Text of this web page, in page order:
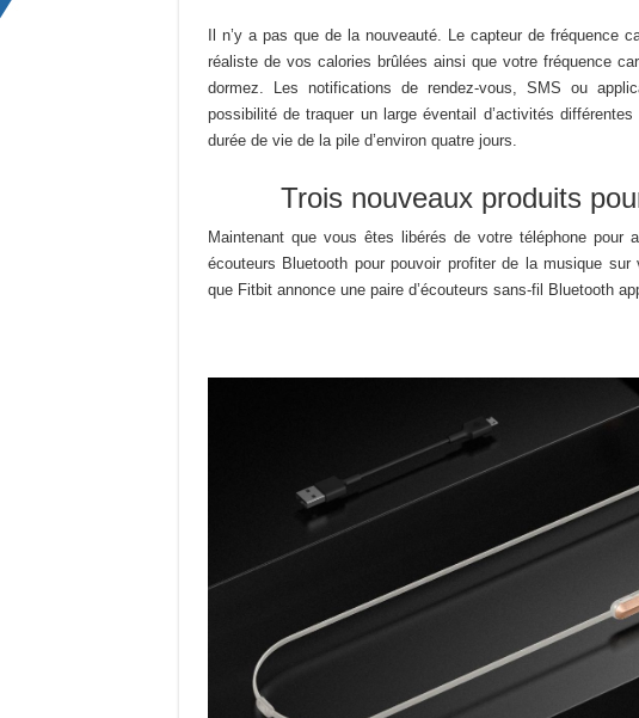
Il n’y a pas que de la nouveauté. Le capteur de fréquence
réaliste de vos calories brûlées ainsi que votre fréquence
dormez. Les notifications de rendez-vous, SMS ou
possibilité de traquer un large éventail d’activités
durée de vie de la pile d’environ quatre jours.
Trois nouveaux produits
Maintenant que vous êtes libérés de votre téléphone pour
écouteurs Bluetooth pour pouvoir profiter de la musique
que Fitbit annonce une paire d’écouteurs sans-fil Bluetooth